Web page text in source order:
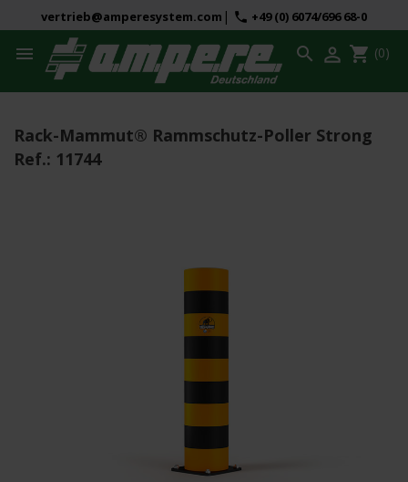
vertrieb@amperesystem.com | phone +49 (0) 6074/696 68-0
 shopping_cart (0)


Rack-Mammut® Rammschutz-Poller Strong
Ref.: 11744